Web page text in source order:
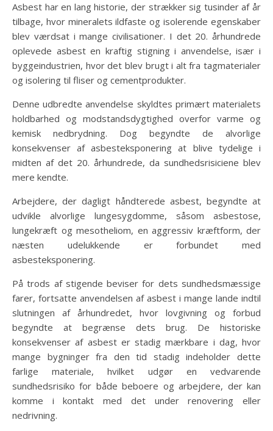
Asbest har en lang historie, der strækker sig tusinder af år
tilbage, hvor mineralets ildfaste og isolerende egenskaber
blev værdsat i mange civilisationer. I det 20. århundrede
oplevede asbest en kraftig stigning i anvendelse, især i
byggeindustrien, hvor det blev brugt i alt fra tagmaterialer
og isolering til fliser og cementprodukter.
Denne udbredte anvendelse skyldtes primært materialets
holdbarhed og modstandsdygtighed overfor varme og
kemisk nedbrydning. Dog begyndte de alvorlige
konsekvenser af asbesteksponering at blive tydelige i
midten af det 20. århundrede, da sundhedsrisiciene blev
mere kendte.
Arbejdere, der dagligt håndterede asbest, begyndte at
udvikle alvorlige lungesygdomme, såsom asbestose,
lungekræft og mesotheliom, en aggressiv kræftform, der
næsten udelukkende er forbundet med
asbesteksponering.
På trods af stigende beviser for dets sundhedsmæssige
farer, fortsatte anvendelsen af asbest i mange lande indtil
slutningen af århundredet, hvor lovgivning og forbud
begyndte at begrænse dets brug. De historiske
konsekvenser af asbest er stadig mærkbare i dag, hvor
mange bygninger fra den tid stadig indeholder dette
farlige materiale, hvilket udgør en vedvarende
sundhedsrisiko for både beboere og arbejdere, der kan
komme i kontakt med det under renovering eller
nedrivning.